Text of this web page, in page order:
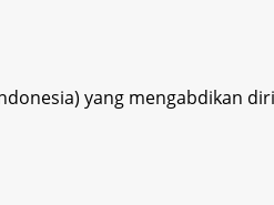
yang mengabdikan